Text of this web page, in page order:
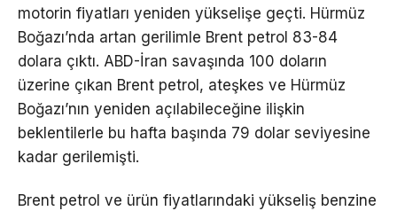
motorin fiyatları yeniden yükselişe geçti. Hürmüz
Boğazı’nda artan gerilimle Brent petrol 83-84
dolara çıktı. ABD-İran savaşında 100 doların
üzerine çıkan Brent petrol, ateşkes ve Hürmüz
Boğazı’nın yeniden açılabileceğine ilişkin
beklentilerle bu hafta başında 79 dolar seviyesine
kadar gerilemişti.
Brent petrol ve ürün fiyatlarındaki yükseliş benzine